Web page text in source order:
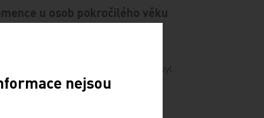
u osob pokročilého věku
starší 65 let. Při zahájení studie byl…
nejsou